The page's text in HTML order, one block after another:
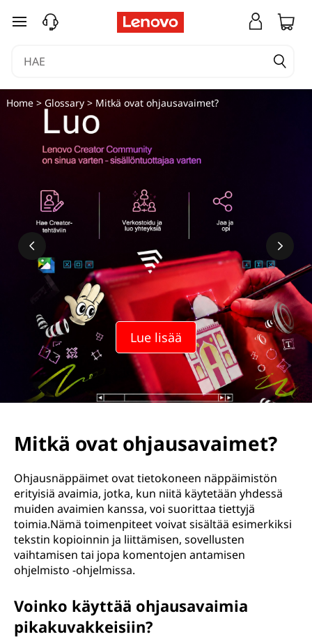
siirry pääsisältöön
Lue lisää
Home> Glossary> Mitkä ovat ohjausavaimet?
Mitkä ovat ohjausavaimet?
Ohjausnäppäimet ovat tietokoneen näppäimistön
erityisiä avaimia, jotka, kun niitä käytetään yhdessä
muiden avaimien kanssa, voi suorittaa tiettyjä
toimia.Nämä toimenpiteet voivat sisältää esimerkiksi
tekstin kopioinnin ja liittämisen, sovellusten
vaihtamisen tai jopa komentojen antamisen
ohjelmisto -ohjelmissa.
Voinko käyttää ohjausavaimia
pikakuvakkeisiin?